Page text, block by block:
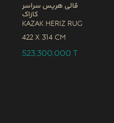
قالی هریس سراسر
کازاک
Kazak Heriz Rug
422 x 314 CM
523,300,000T